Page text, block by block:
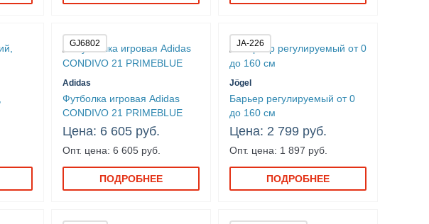
GJ6802
Adidas
Футболка игровая Adidas
CONDIVO 21 PRIMEBLUE
Цена: 6 605 руб.
Опт. цена: 6 605 руб.
ПОДРОБНЕЕ
JA-226
Jögel
Барьер регулируемый от 0
до 160 см
Цена: 2 799 руб.
Опт. цена: 1 897 руб.
ПОДРОБНЕЕ